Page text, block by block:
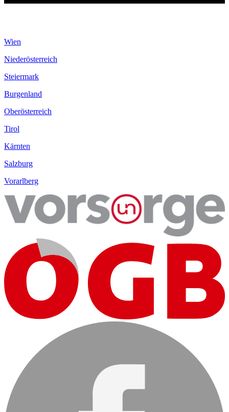
Wien
Niederösterreich
Steiermark
Burgenland
Oberösterreich
Tirol
Kärnten
Salzburg
Vorarlberg